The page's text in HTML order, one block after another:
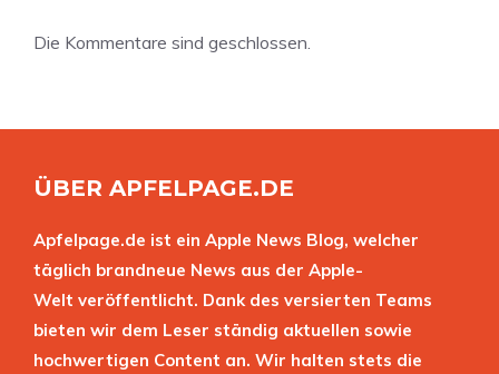
Die Kommentare sind geschlossen.
ÜBER APFELPAGE.DE
Apfelpage.de ist ein Apple News Blog, welcher
täglich brandneue News aus der Apple-
Welt veröffentlicht. Dank des versierten Teams
bieten wir dem Leser ständig aktuellen sowie
hochwertigen Content an. Wir halten stets die